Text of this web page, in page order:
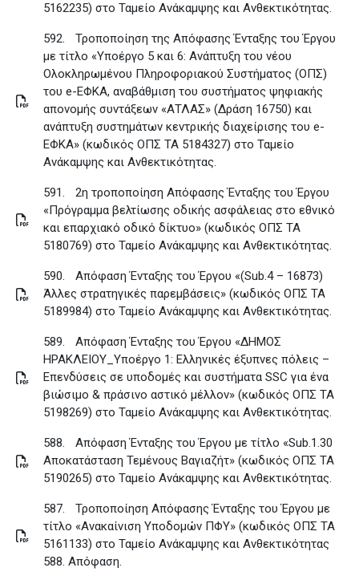
5162235) στο Ταμείο Ανάκαμψης και Ανθεκτικότητας.
592.
Τροποποίηση της Απόφασης Ένταξης του Έργου
με τίτλο «Υποέργο 5 και 6: Ανάπτυξη του νέου
Ολοκληρωμένου Πληροφοριακού Συστήματος (ΟΠΣ)
του e-ΕΦΚΑ, αναβάθμιση του συστήματος ψηφιακής
απονομής συντάξεων «ΑΤΛΑΣ» (Δράση 16750) και
ανάπτυξη συστημάτων κεντρικής διαχείρισης του e-
ΕΦΚΑ» (κωδικός ΟΠΣ ΤΑ 5184327) στο Ταμείο
Ανάκαμψης και Ανθεκτικότητας.
591.
2η τροποποίηση Απόφασης Ένταξης του Έργου
«Πρόγραμμα βελτίωσης οδικής ασφάλειας στο εθνικό
και επαρχιακό οδικό δίκτυο» (κωδικός ΟΠΣ ΤΑ
5180769) στο Ταμείο Ανάκαμψης και Ανθεκτικότητας.
590.
Απόφαση Ένταξης του Έργου «(Sub.4 – 16873)
Άλλες στρατηγικές παρεμβάσεις» (κωδικός ΟΠΣ ΤΑ
5189984) στο Ταμείο Ανάκαμψης και Ανθεκτικότητας.
589.
Απόφαση Ένταξης του Έργου «ΔΗΜΟΣ
ΗΡΑΚΛΕΙΟΥ_Υποέργο 1: Ελληνικές έξυπνες πόλεις –
Επενδύσεις σε υποδομές και συστήματα SSC για ένα
βιώσιμο & πράσινο αστικό μέλλον» (κωδικός ΟΠΣ ΤΑ
5198269) στο Ταμείο Ανάκαμψης και Ανθεκτικότητας.
588.
Απόφαση Ένταξης του Έργου με τίτλο «Sub.1.30
Αποκατάσταση Τεμένους Βαγιαζήτ» (κωδικός ΟΠΣ ΤΑ
5190265) στο Ταμείο Ανάκαμψης και Ανθεκτικότητας.
587.
Τροποποίηση Απόφασης Ένταξης του Έργου με
τίτλο «Ανακαίνιση Υποδομών ΠΦΥ» (κωδικός ΟΠΣ ΤΑ
5161133) στο Ταμείο Ανάκαμψης και Ανθεκτικότητας
588. Απόφαση.